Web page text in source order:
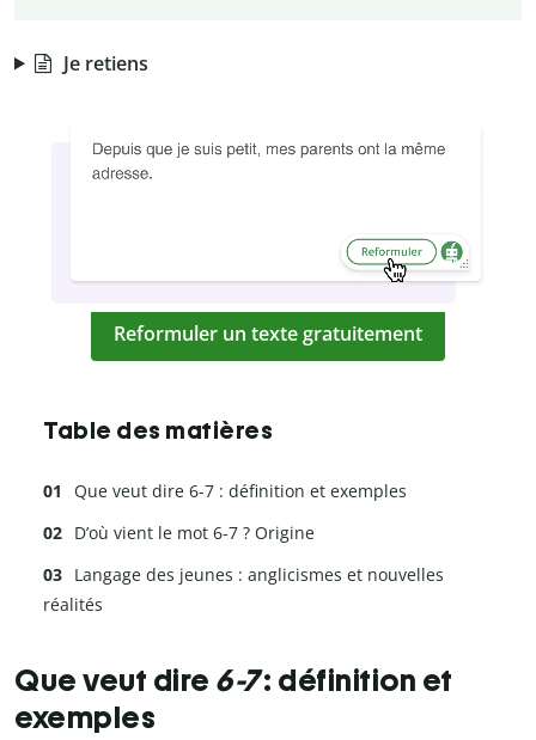
Je retiens
Reformuler un texte gratuitement
Table des matières
Que veut dire 6-7 : définition et exemples
D’où vient le mot 6-7 ? Origine
Langage des jeunes : anglicismes et nouvelles
réalités
Que veut dire 6-7: définition et
exemples